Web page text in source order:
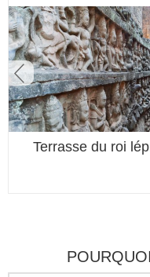
Terrasse du roi